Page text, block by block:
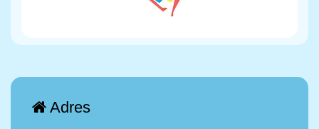
Adres